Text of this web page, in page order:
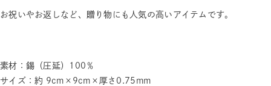
お祝いやお返しなど、贈り物にも人気の高いアイテムです。
素材：錫（圧延）100％
サイズ：約 9cm×9cm×厚さ0.75mm